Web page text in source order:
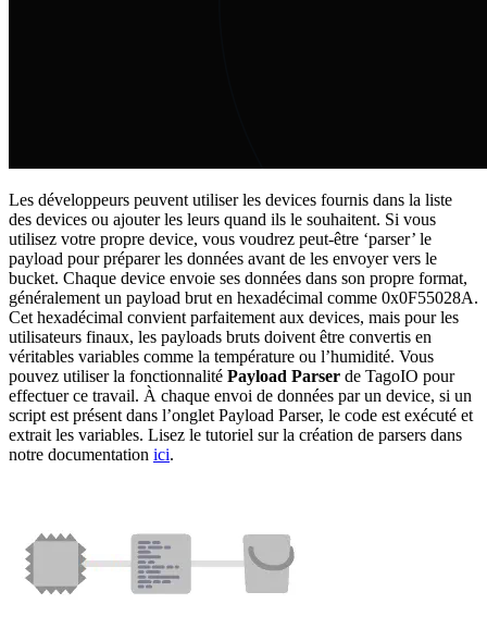
Les développeurs peuvent utiliser les devices fournis dans la liste
des devices ou ajouter les leurs quand ils le souhaitent. Si vous
utilisez votre propre device, vous voudrez peut-être ‘parser’ le
payload pour préparer les données avant de les envoyer vers le
bucket. Chaque device envoie ses données dans son propre format,
généralement un payload brut en hexadécimal comme 0x0F55028A.
Cet hexadécimal convient parfaitement aux devices, mais pour les
utilisateurs finaux, les payloads bruts doivent être convertis en
véritables variables comme la température ou l’humidité. Vous
pouvez utiliser la fonctionnalité Payload Parser de TagoIO pour
effectuer ce travail. À chaque envoi de données par un device, si un
script est présent dans l’onglet Payload Parser, le code est exécuté et
extrait les variables. Lisez le tutoriel sur la création de parsers dans
notre documentation ici.